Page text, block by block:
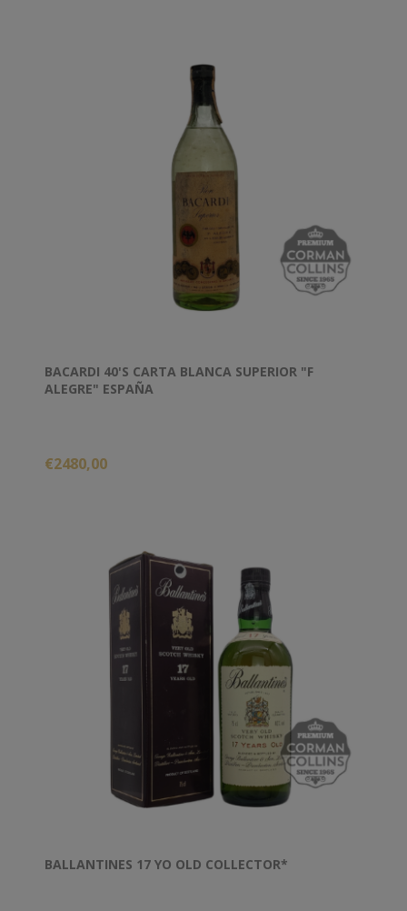
BACARDI 40'S CARTA BLANCA SUPERIOR "F
ALEGRE" ESPAÑA
€2480,00
BALLANTINES 17 YO OLD COLLECTOR*